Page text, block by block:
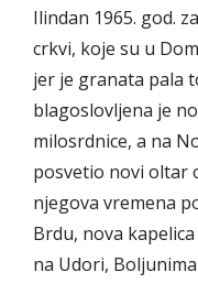
Ilindan 1965. god.
crkvi, koje su u
jer je granata pala
blagoslovljena je
milosrdnice, a na
posvetio novi oltar
njegova vremena
Brdu, nova
na Udori,